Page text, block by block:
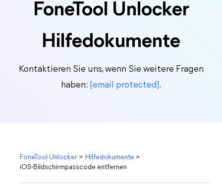
FoneTool Unlocker
Hilfedokumente
Kontaktieren Sie uns, wenn Sie weitere Fragen
haben: [email protected].
FoneTool Unlocker > Hilfedokumente >
iOS-Bildschirmpasscode entfernen